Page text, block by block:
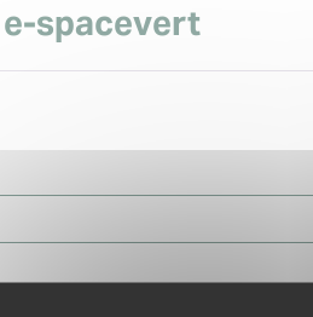
spacevert